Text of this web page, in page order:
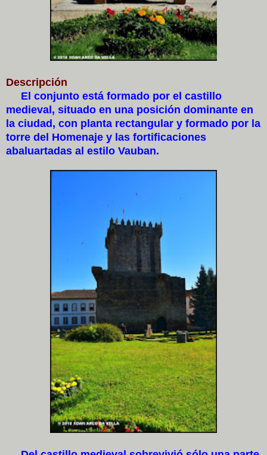
Descripción
El conjunto está formado por el castillo
medieval, situado en una posición dominante en
la ciudad, con planta rectangular y formado por la
torre del Homenaje y las fortificaciones
abaluartadas al estilo Vauban.